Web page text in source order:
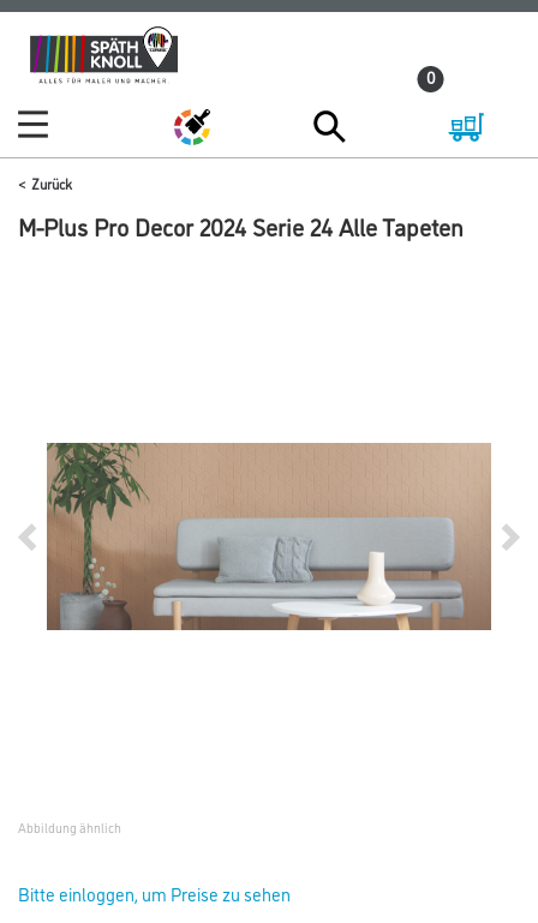
Zum
Inhalt
Zum
Navigationsmenü
0
Zurück
M-Plus Pro Decor 2024 Serie 24 Alle Tapeten
Abbildung ähnlich
Bitte einloggen, um Preise zu sehen